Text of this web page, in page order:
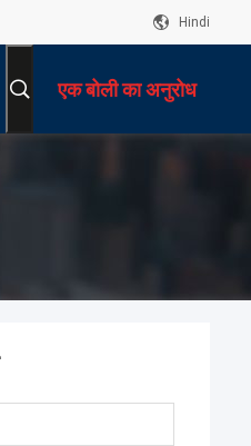
Hindi
एक बोली का अनुरोध